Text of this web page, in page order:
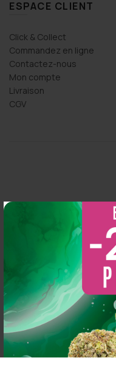
ESPACE CLIENT
Click & Collect
Commandez en ligne
Contactez-nous
Mon compte
Livraison
CGV
Basé sur 216 avis
powered byG oogl
2 years
Magasin au
N'hésitez pas